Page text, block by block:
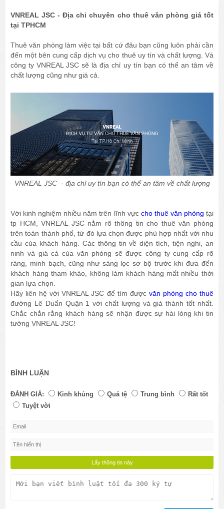
VNREAL JSC - Địa chỉ chuyên cho thuê văn phòng giá tốt
tại TPHCM
Thuê văn phòng làm việc tại bất cứ đâu bạn cũng luôn phải cần
đến một bên cung cấp dịch vụ cho thuê uy tín và chất lượng. Và
công ty VNREAL JSC sẽ là địa chỉ uy tín bạn có thể an tâm về
chất lượng cũng như giá cả.
VNREAL JSC - địa chỉ uy tín bạn có thể an tâm về chất lượng
Với kinh nghiệm nhiều năm trên lĩnh vực cho thuê văn phòng tại
tp HCM, VNREAL JSC nắm rõ thông tin cho thuê văn phòng
trên toàn thành phố, từ đó lựa chọn được phù hợp nhất với nhu
cầu của khách hàng. Các thông tin về diện tích, tiện nghi, an
ninh và giá cả của văn phòng sẽ được công ty cung cấp rõ
ràng, minh bạch, cũng như sàng lọc sơ bộ trước khi đưa đến
khách hàng tham khảo, không làm khách hàng mất nhiều thời
gian lựa chọn.
Hãy liên hệ với VNREAL JSC để tìm được văn phòng cho thuê
đường Lê Duẩn Quận 1 với chất lượng và giá thành tốt nhất.
Chắc chắn rằng khách hàng sẽ nhận được sự hài lòng khi tin
tưởng VNREAL JSC!
BÌNH LUẬN
ĐÁNH GIÁ: Kinh khủng Quá tệ Trung bình
Rất tốt
Tuyệt vời